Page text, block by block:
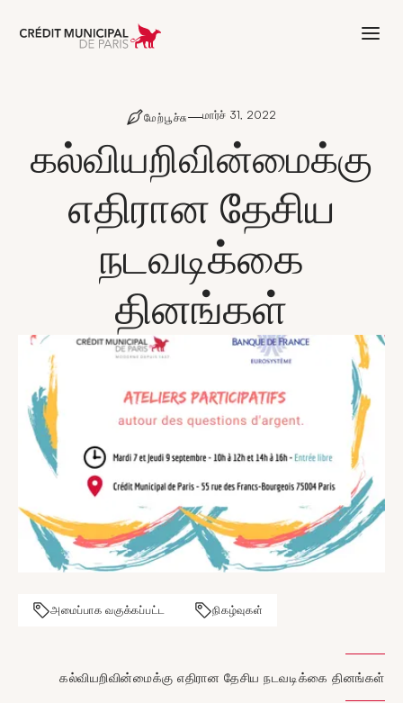
Aller à l'accueil de Crédit Municipal
மேற்பூச்சு மார்ச் 31, 2022
கல்வியறிவின்மைக்கு
எதிரான தேசிய
நடவடிக்கை
தினங்கள்
அமைப்பாக வகுக்கப்பட்ட நிகழ்வுகள்
கல்வியறிவின்மைக்கு எதிரான தேசிய நடவடிக்கை தினங்கள்